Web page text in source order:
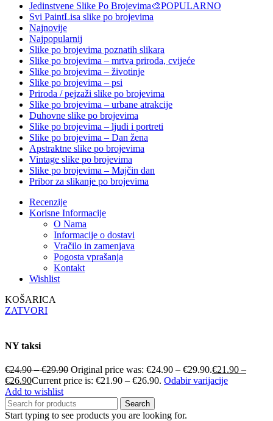
Jedinstvene Slike Po Brojevima🎨POPULARNO
Svi PaintLisa slike po brojevima
Najnovije
Najpopularnij
Slike po brojevima poznatih slikara
Slike po brojevima – mrtva priroda, cvijeće
Slike po brojevima – životinje
Slike po brojevima – psi
Priroda / pejzaži slike po brojevima
Slike po brojevima – urbane atrakcije
Duhovne slike po brojevima
Slike po brojevima – ljudi i portreti
Slike po brojevima – Dan žena
Apstraktne slike po brojevima
Vintage slike po brojevima
Slike po brojevima – Majčin dan
Pribor za slikanje po brojevima
Recenzije
Korisne Informacije
O Nama
Informacije o dostavi
Vračilo in zamenjava
Pogosta vprašanja
Kontakt
Wishlist
KOŠARICA
ZATVORI
NY taksi
€24.90–€29.90 Original price was: €24.90 – €29.90.€21.90 –
€26.90Current price is: €21.90 – €26.90. Odabir varijacije
Add to wishlist
Search
Start typing to see products you are looking for.